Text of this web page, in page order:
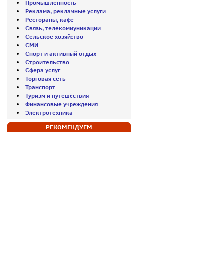
Промышленность
Реклама, рекламные услуги
Рестораны, кафе
Связь, телекоммуникации
Сельское хозяйство
СМИ
Спорт и активный отдых
Строительство
Сфера услуг
Торговая сеть
Транспорт
Туризм и путешествия
Финансовые учреждения
Электротехника
РЕКОМЕНДУЕМ